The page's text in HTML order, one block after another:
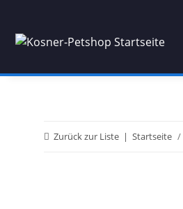
Zurück zur Liste Startseite